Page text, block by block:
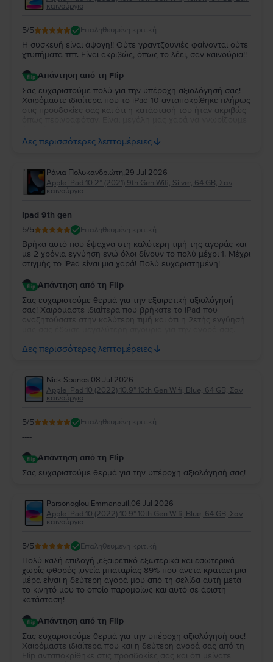
καινούργιο
5/5 Επαληθευμένη κριτική
Η συσκευή είναι άψογη!! Ούτε γραντζουνιές φαίνονται ούτε
χτυπήματα τπτ. Είναι ακριβώς, όπως το λέει, σαν καινούρια!!
Απάντηση από τη Flip
Σας ευχαριστούμε πολύ για την υπέροχη αξιολόγησή σας!
Χαιρόμαστε ιδιαίτερα που το iPad 10 ανταποκρίθηκε πλήρως
στις προσδοκίες σας και ότι η κατάστασή του ήταν ακριβώς
ευχαριστούμε για την εμπιστοσύνη σας και ευχόμαστε να
χαρείτε τη νέα σας συσκευή!
Δες περισσότερες λεπτομέρειες
Ράνια Πολυκανδριώτη,29 Jul 2026
Apple iPad 10.2” (2021) 9th Gen Wifi, Silver, 64 GB, Σαν
καινούργιο
Ipad 9th gen
5/5 Επαληθευμένη κριτική
Βρήκα αυτό που έψαχνα στη καλύτερη τιμή της αγοράς και
με 2 χρόνια εγγύηση ενώ όλοι δίνουν το πολύ μέχρι 1. Μέχρι
στιγμής το iPad είναι μια χαρά! Πολύ ευχαριστημένη!
Απάντηση από τη Flip
Σας ευχαριστούμε θερμά για την εξαιρετική αξιολόγησή
σας! Χαιρόμαστε ιδιαίτερα που βρήκατε το iPad που
αναζητούσατε στην καλύτερη τιμή και ότι η 2ετής εγγύησή
να την απολαύσετε για πολύ καιρό.
Δες περισσότερες λεπτομέρειες
Nick Spanos,08 Jul 2026
Apple iPad 10 (2022) 10.9" 10th Gen Wifi, Blue, 64 GB, Σαν
καινούργιο
5/5 Επαληθευμένη κριτική
----
Απάντηση από τη Flip
Σας ευχαριστούμε θερμά για την υπέροχη αξιολόγησή σας!
Parsonoglou Emmanouil,06 Jul 2026
Apple iPad 10 (2022) 10.9" 10th Gen Wifi, Blue, 64 GB, Σαν
καινούργιο
5/5 Επαληθευμένη κριτική
Πολύ καλή επιλογή ,εξαιρετικό εξωτερικά και εσωτερικά
χωρίς φθορές ,υγεία μπαταρίας 89% που άνετα κρατάει μια
μέρα είναι η δεύτερη αγορά μου από τη σελίδα αυτή μετά
το κινητό μου το οποίο παρομοίως και αυτό σε άριστη
κατάσταση!
Απάντηση από τη Flip
Σας ευχαριστούμε θερμά για την υπέροχη αξιολόγησή σας!
Χαιρόμαστε ιδιαίτερα που και η δεύτερη αγορά σας από τη
Flip ανταποκρίθηκε στις προσδοκίες σας και ότι μείνατε